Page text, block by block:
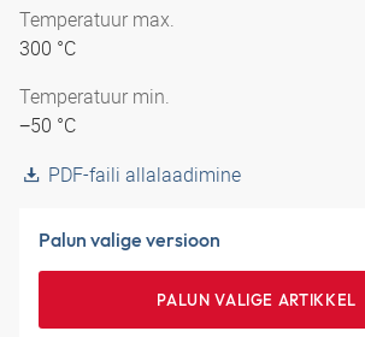
Temperatuur max.
300 °C
Temperatuur min.
−50 °C
PDF-faili allalaadimine
Palun valige versioon
PALUN VALIGE ARTIKKEL